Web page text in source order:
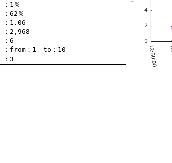
：2,968
：6
： from ：1 to ：10
：3